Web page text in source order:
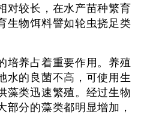
对较长，在水产苗种繁育
生物饵料譬如轮虫挠足类
培养占着重要作用。养殖
水的良菌不高，可使用生
藻类迅速繁殖。经过生物
部分的藻类都明显增加，